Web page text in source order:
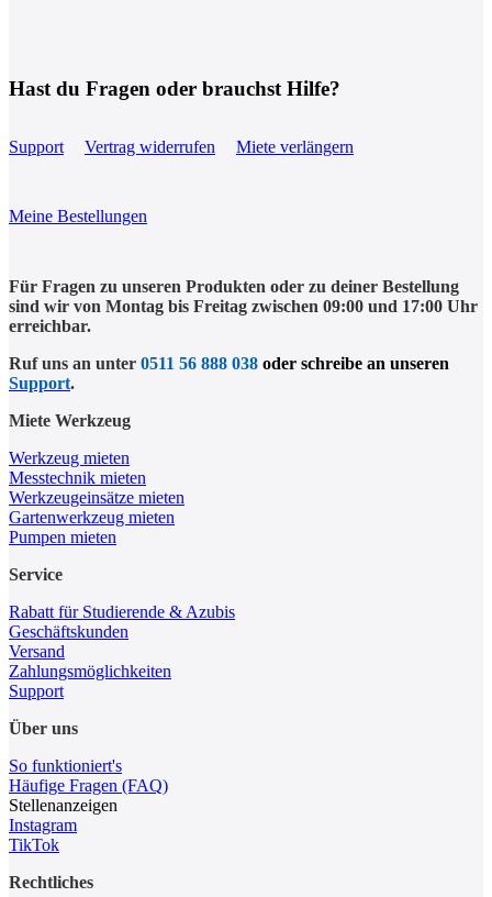
Hast du Fragen oder brauchst Hilfe?
Support Vertrag widerrufen Miete verlängern
Meine Bestellungen
Für Fragen zu unseren Produkten oder zu deiner Bestellung
sind wir von Montag bis Freitag zwischen 09:00 und 17:00 Uhr
erreichbar.
Ruf uns an unter 0511 56 888 038 oder schreibe an unseren
Support.
Miete Werkzeug
Werkzeug mieten
Messtechnik mieten
Werkzeugeinsätze mieten
Gartenwerkzeug mieten
Pumpen mieten
Service
Rabatt für Studierende & Azubis
Geschäftskunden
Versand
Zahlungsmöglichkeiten
Support
Über uns
So funktioniert's
Häufige Fragen (FAQ)
Stellenanzeigen
Instagram
TikTok
Rechtliches